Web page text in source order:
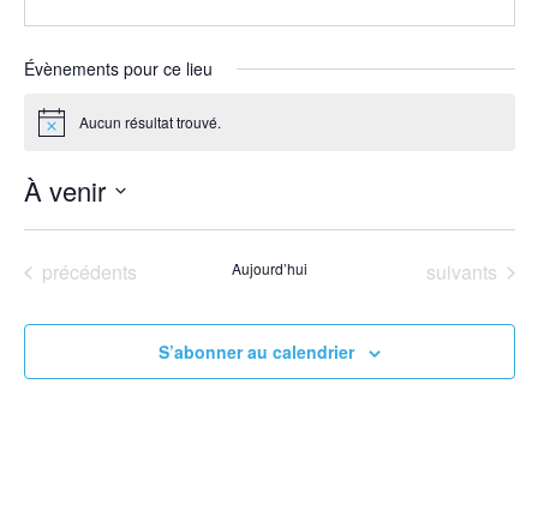
Évènements pour ce lieu
Notice Aucun résultat trouvé.
À venir
Sélectionnez
date.
Évènements
précédents Aujourd’hui Évènements
suivants
S’abonner au calendrier